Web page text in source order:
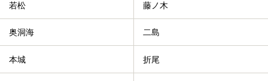
若松 藤ノ木
奥洞海 二島
本城 折尾